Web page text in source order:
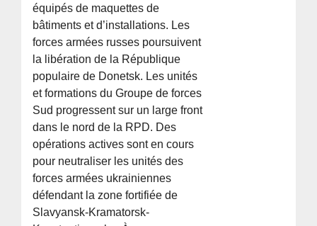
équipés de maquettes de
bâtiments et d’installations. Les
forces armées russes poursuivent
la libération de la République
populaire de Donetsk. Les unités
et formations du Groupe de forces
Sud progressent sur un large front
dans le nord de la RPD. Des
opérations actives sont en cours
pour neutraliser les unités des
forces armées ukrainiennes
défendant la zone fortifiée de
Slavyansk-Kramatorsk-